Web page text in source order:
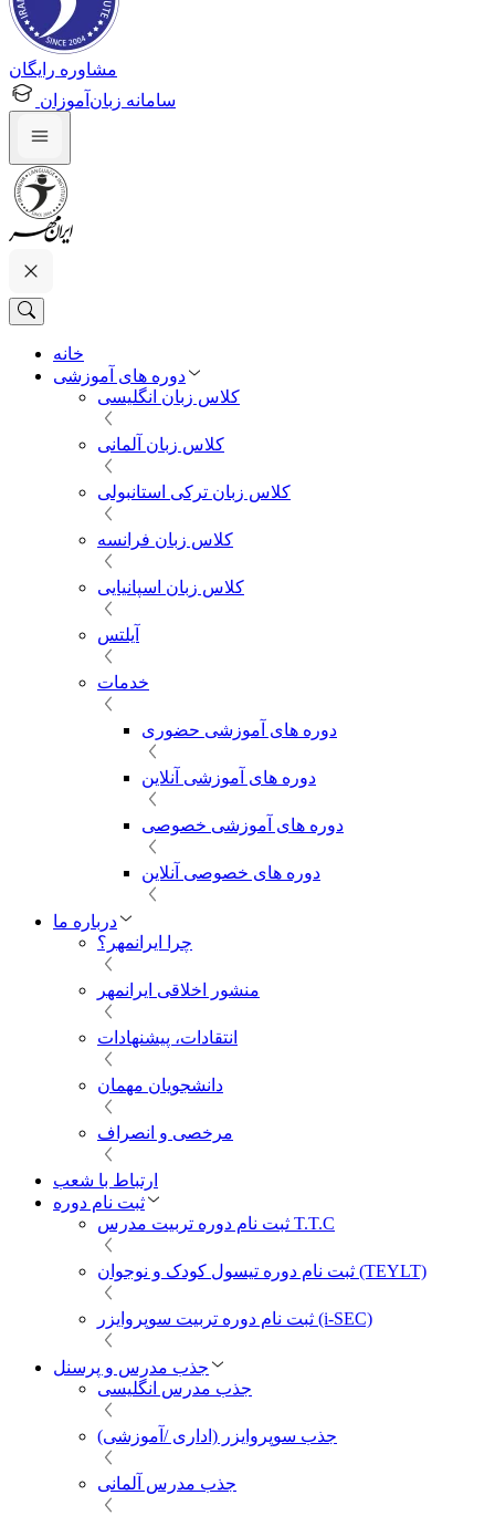
مشاوره رایگان
سامانه زبان‌آموزان
خانه
دوره های آموزشی
کلاس زبان انگلیسی
کلاس زبان آلمانی
کلاس زبان ترکی استانبولی
کلاس زبان فرانسه
کلاس زبان اسپانیایی
آیلتس
خدمات
دوره های آموزشی حضوری
دوره های آموزشی آنلاین
دوره های آموزشی خصوصی
دوره های خصوصی آنلاین
درباره ما
چرا ایرانمهر؟
منشور اخلاقی ایرانمهر
انتقادات، پیشنهادات
دانشجویان مهمان
مرخصی و انصراف
ارتباط با شعب
ثبت نام دوره
ثبت نام دوره تربیت مدرس T.T.C
ثبت نام دوره تیسول کودک و نوجوان (TEYLT)
ثبت نام دوره تربیت سوپروایزر (i-SEC)
جذب مدرس و پرسنل
جذب مدرس انگلیسی
جذب سوپروایزر (اداری /آموزشی)
جذب مدرس آلمانی